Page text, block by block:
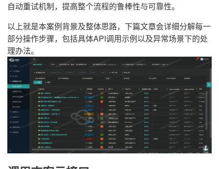
自动重试机制，提高整个流程的鲁棒性与可靠性。
以上就是本案例背景及整体思路，下篇文章会详细分解每一
部分操作步骤，包括具体API调用示例以及异常场景下的处
理办法。